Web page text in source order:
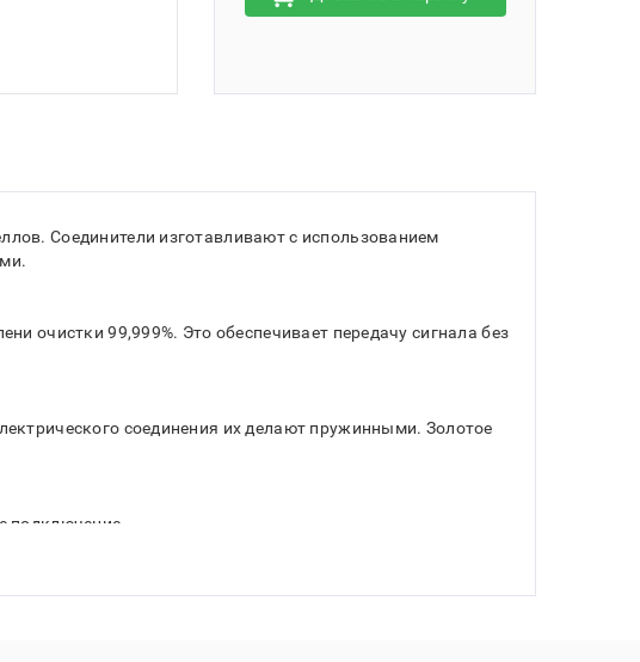
Соединители изготавливают с использованием
очистки 99,999%. Это обеспечивает передачу сигнала без
соединения их делают пружинными. Золотое
подключение.